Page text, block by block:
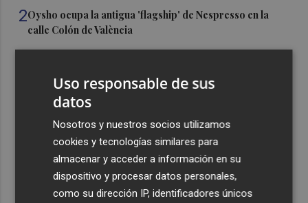
2Oysho ocupa la antigua 'flagship' de Nespresso en la
calle Colón de València
El proyecto 'Gramola' evalúa estrategias sostenibles
mollar de Elche
El talento murciano conquista Cimeria: Dagnino ilustra
'Aguas peligrosas' de Conan el Bárbaro
Uso responsable de sus
datos
Nosotros y nuestros socios utilizamos
cookies y tecnologías similares para
almacenar y acceder a información en su
dispositivo y procesar datos personales,
como su dirección IP, identificadores únicos